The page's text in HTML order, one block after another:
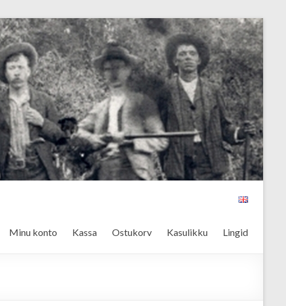
Minu konto Kassa Ostukorv Kasulikku Lingid